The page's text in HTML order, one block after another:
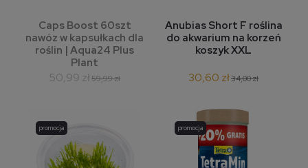
Caps Boost 60szt
nawóz w kapsułkach dla
roślin | Aqua24 Plus
Plant
50,99 zł 59,99 zł
Anubias Short F roślina
do akwarium na korzeń
koszyk XXL
30,60 zł34,00 zł
promocja promocja